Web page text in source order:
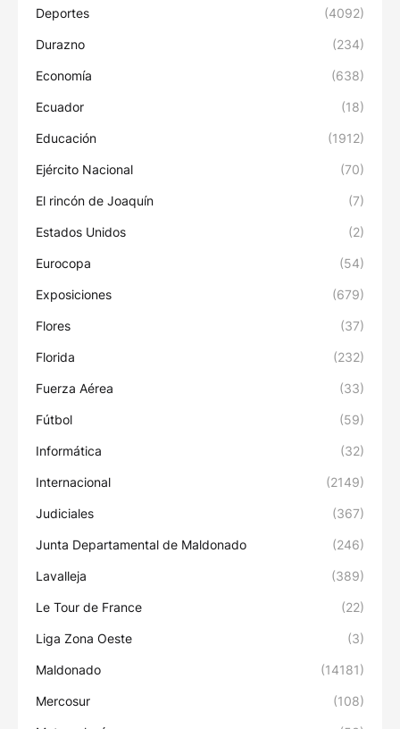
Deportes (4092)
Durazno (234)
Economía (638)
Ecuador (18)
Educación (1912)
Ejército Nacional (70)
El rincón de Joaquín (7)
Estados Unidos (2)
Eurocopa (54)
Exposiciones (679)
Flores (37)
Florida (232)
Fuerza Aérea (33)
Fútbol (59)
Informática (32)
Internacional (2149)
Judiciales (367)
Junta Departamental de Maldonado (246)
Lavalleja (389)
Le Tour de France (22)
Liga Zona Oeste (3)
Maldonado (14181)
Mercosur (108)